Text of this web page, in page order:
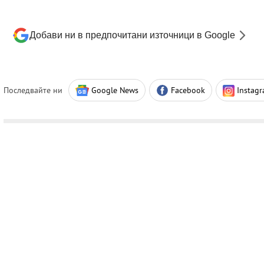
Добави ни в предпочитани източници в Google
Последвайте ни Google News Facebook